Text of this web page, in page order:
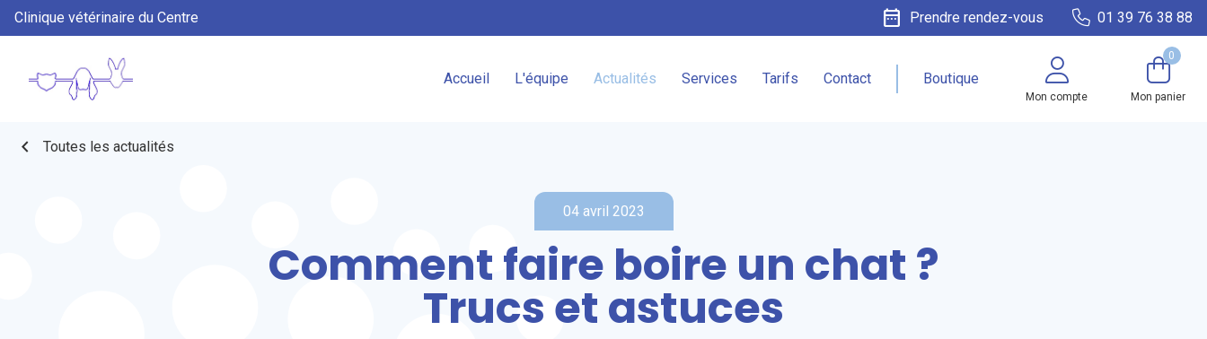
Clinique vétérinaire du Centre date_range Prendre rendez-vous 01 39 76 38 88
Accueil L'équipe Actualités Services Tarifs Contact Boutique
Mon compte
0
Mon panier
chevron_left Toutes les actualités
04 avril 2023
Comment faire boire un chat ?
Trucs et astuces